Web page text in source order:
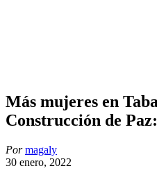
Más mujeres en
Construcción de
Por magaly
30 enero, 2022